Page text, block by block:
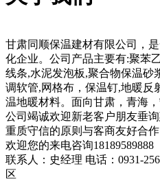
甘肃同顺保温建材有限公司，
化企业。公司产品主要有:聚苯
线条,水泥发泡板,聚合物保温砂
调软管,网格布，保温钉,地暖反
温地暖材料。面向甘肃，青海
公司竭诚欢迎新老客户朋友垂
重质守信的原则与客商友好合
欢迎您的来电咨询18189589888
联系人：史经理 电话：0931-
区